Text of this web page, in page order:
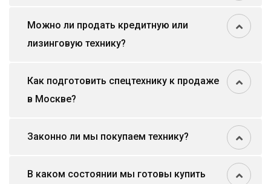
Можно ли продать кредитную или
лизинговую технику?
Как подготовить спецтехнику к продаже
в Москве?
Законно ли мы покупаем технику?
В каком состоянии мы готовы купить